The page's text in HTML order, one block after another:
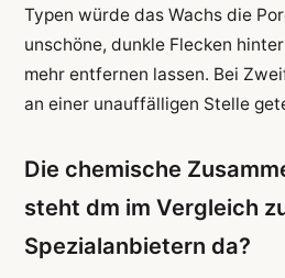
Typen würde das Wachs die
unschöne, dunkle Flecken
mehr entfernen lassen. Bei
an einer unauffälligen Stelle
Die chemische
steht dm im Vergleich
Spezialanbietern da?